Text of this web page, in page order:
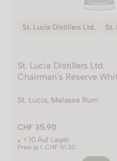
St. Lucia Distillers Ltd. St.
St. Lucia Distillers Ltd.
Chairman´s Reserve
St. Lucia, Melasse Rum
CHF 35.90
< 10 Auf Lager
Preis je l: CHF 51.30